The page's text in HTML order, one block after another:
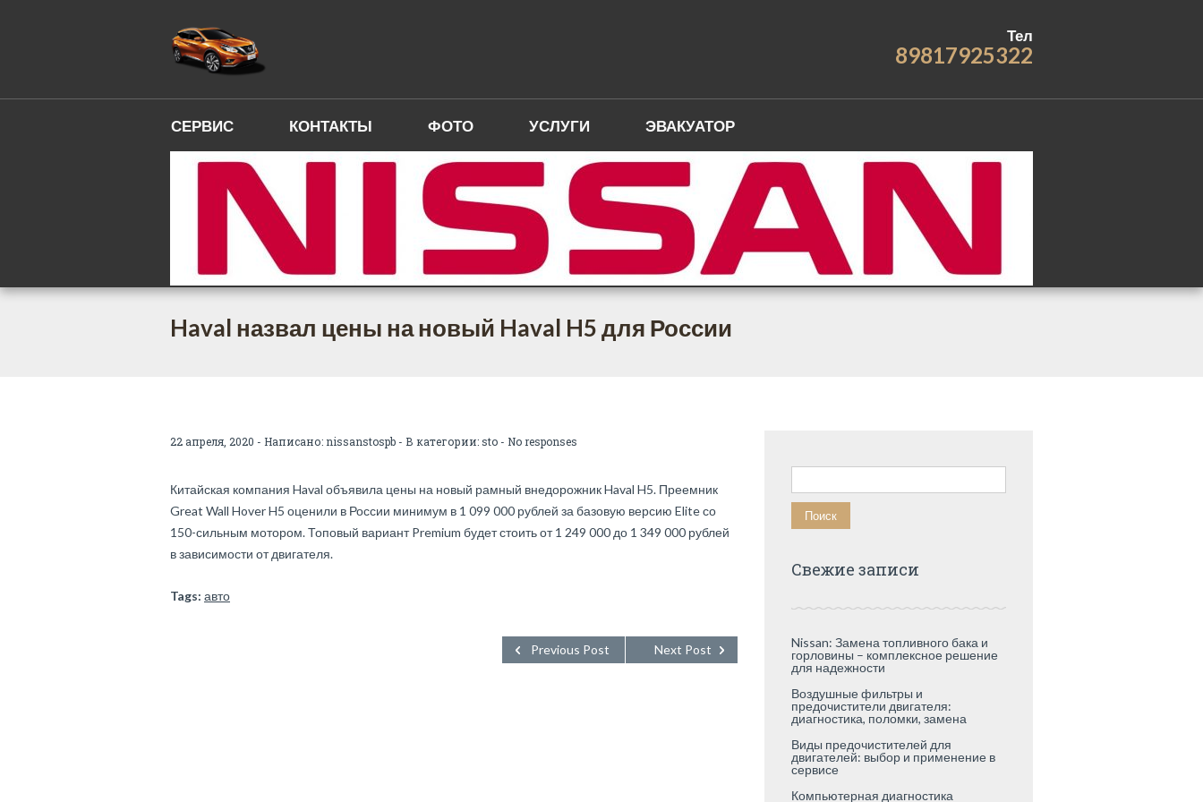
Тел
89817925322
СЕРВИС КОНТАКТЫ ФОТО УСЛУГИ ЭВАКУАТОР
Haval назвал цены на новый Haval H5 для России
22 апреля, 2020 - Написано: nissanstospb - В категории:sto - No responses
Китайская компания Haval объявила цены на новый рамный внедорожник Haval H5. Преемник
Great Wall Hover H5 оценили в России минимум в 1 099 000 рублей за базовую версию Elite со
150-сильным мотором. Топовый вариант Premium будет стоить от 1 249 000 до 1 349 000 рублей
в зависимости от двигателя.
Tags: авто
Next Post
Previous Post
Найти:
Свежие записи
Nissan: Замена топливного бака и
горловины – комплексное решение
для надежности
Воздушные фильтры и
предочистители двигателя:
диагностика, поломки, замена
Виды предочистителей для
двигателей: выбор и применение в
сервисе
Компьютерная диагностика